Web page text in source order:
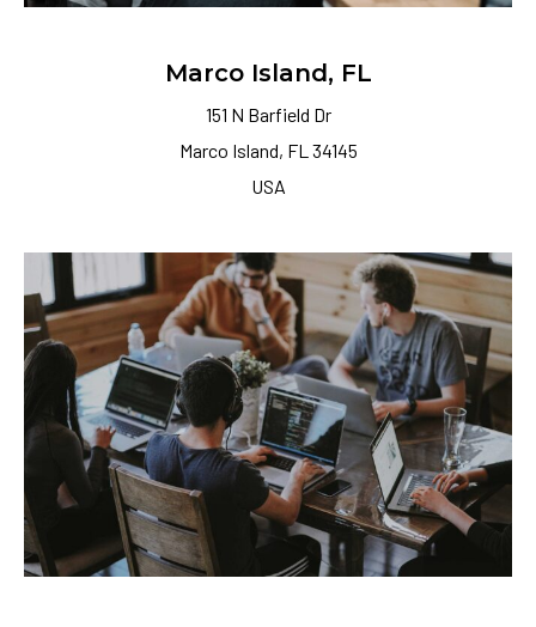
Marco Island, FL
151 N Barfield Dr
Marco Island, FL 34145
USA